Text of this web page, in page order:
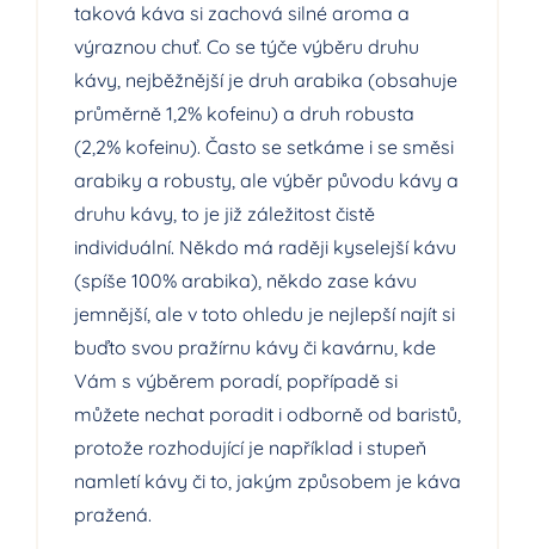
taková káva si zachová silné aroma a
výraznou chuť. Co se týče výběru druhu
kávy, nejběžnější je druh arabika (obsahuje
průměrně 1,2% kofeinu) a druh robusta
(2,2% kofeinu). Často se setkáme i se směsi
arabiky a robusty, ale výběr původu kávy a
druhu kávy, to je již záležitost čistě
individuální. Někdo má raději kyselejší kávu
(spíše 100% arabika), někdo zase kávu
jemnější, ale v toto ohledu je nejlepší najít si
buďto svou pražírnu kávy či kavárnu, kde
Vám s výběrem poradí, popřípadě si
můžete nechat poradit i odborně od baristů,
protože rozhodující je například i stupeň
namletí kávy či to, jakým způsobem je káva
pražená.